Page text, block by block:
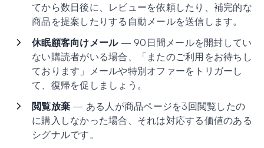
てから数日後に、レビューを依頼したり、補完的な
商品を提案したりする自動メールを送信します。
休眠顧客向けメール— 90日間メールを開封してい
ない購読者がいる場合、「またのご利用をお待ちし
ております」メールや特別オファーをトリガーし
て、復帰を促しましょう。
閲覧放棄 — ある人が商品ページを3回閲覧したの
に購入しなかった場合、それは対応する価値のある
シグナルです。